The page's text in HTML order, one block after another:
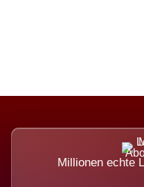
Millionen echte